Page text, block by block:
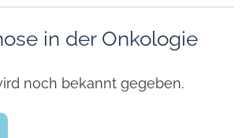
in der Onkologie
noch bekannt gegeben.